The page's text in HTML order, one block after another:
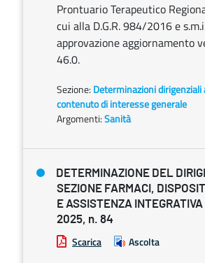
Prontuario Terapeutico
cui alla D.G.R. 984/2016 e
approvazione aggiornamento
46.0.
Sezione: Determinazioni
contenuto di interesse generale
Argomenti:Sanità
DETERMINAZIONE DEL
SEZIONE FARMACI,
E ASSISTENZA
2025, n. 84
Scarica Ascolta